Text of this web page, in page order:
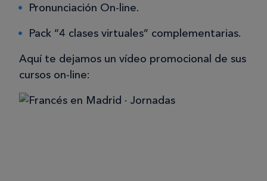
Pronunciación On-line.
Pack “4 clases virtuales” complementarias.
Aquí te dejamos un vídeo promocional de sus
cursos on-line: